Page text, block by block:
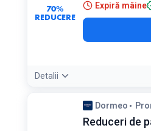
70%
REDUCERE
Expiră mâine
Detalii
Reducerea include până
Dormeo
Reduceri de